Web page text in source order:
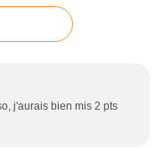
j'aurais bien mis 2 pts